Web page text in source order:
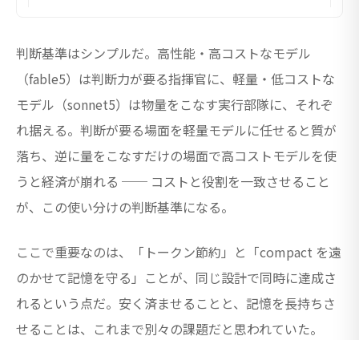
判断基準はシンプルだ。高性能・高コストなモデル
（fable5）は判断力が要る指揮官に、軽量・低コストな
モデル（sonnet5）は物量をこなす実行部隊に、それぞ
れ据える。判断が要る場面を軽量モデルに任せると質が
落ち、逆に量をこなすだけの場面で高コストモデルを使
うと経済が崩れる ── コストと役割を一致させること
が、この使い分けの判断基準になる。
ここで重要なのは、「トークン節約」と「compact を遠
のかせて記憶を守る」ことが、同じ設計で同時に達成さ
れるという点だ。安く済ませることと、記憶を長持ちさ
せることは、これまで別々の課題だと思われていた。